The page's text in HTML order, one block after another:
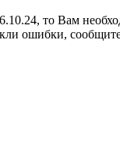
то Вам
ошибки,